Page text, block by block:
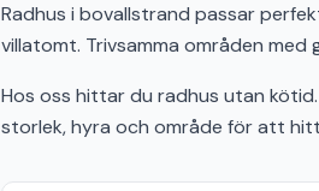
Radhus i bovallstrand passar
villatomt. Trivsamma områden
Hos oss hittar du radhus utan
storlek, hyra och område för att